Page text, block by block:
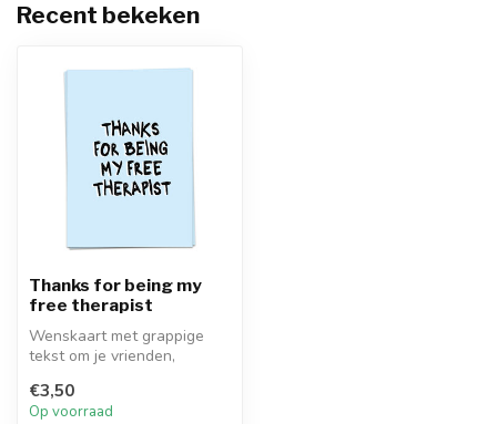
Recent bekeken
Thanks for being my
free therapist
Wenskaart met grappige
tekst om je vrienden,
verrassen. Inc...
€3,50
Op voorraad